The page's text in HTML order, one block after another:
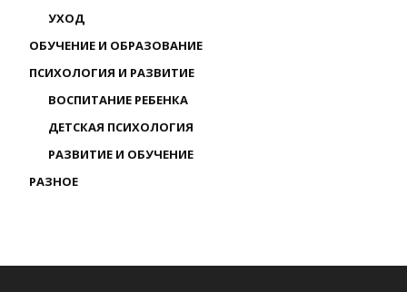
УХОД
ОБУЧЕНИЕ И ОБРАЗОВАНИЕ
ПСИХОЛОГИЯ И РАЗВИТИЕ
ВОСПИТАНИЕ РЕБЕНКА
ДЕТСКАЯ ПСИХОЛОГИЯ
РАЗВИТИЕ И ОБУЧЕНИЕ
РАЗНОЕ